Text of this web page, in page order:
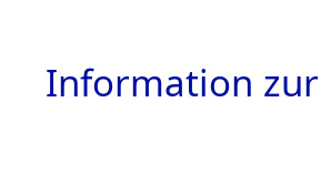
Information